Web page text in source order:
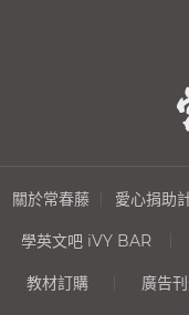
關於常春藤 愛心捐助
學英文吧 iVY BAR
教材訂購 廣告